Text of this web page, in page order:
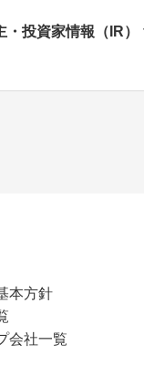
・投資家情報（IR）
本方針
会社一覧